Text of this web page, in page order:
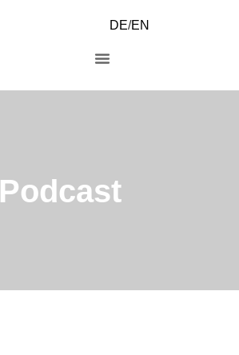
DE/EN
Podcast